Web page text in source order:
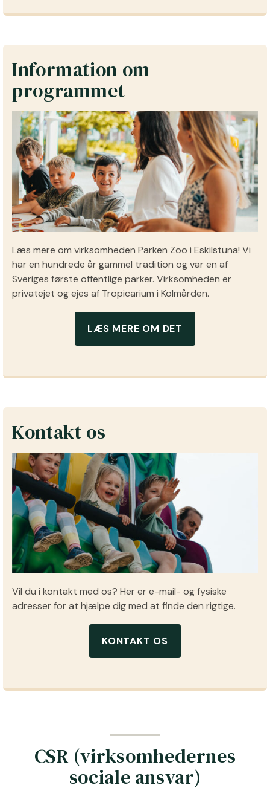
Information om
programmet
Læs mere om virksomheden Parken Zoo i Eskilstuna! Vi
har en hundrede år gammel tradition og var en af
Sveriges første offentlige parker. Virksomheden er
privatejet og ejes af Tropicarium i Kolmården.
LÆS MERE OM DET
Kontakt os
Vil du i kontakt med os? Her er e-mail- og fysiske
adresser for at hjælpe dig med at finde den rigtige.
KONTAKT OS
CSR (virksomhedernes
sociale ansvar)